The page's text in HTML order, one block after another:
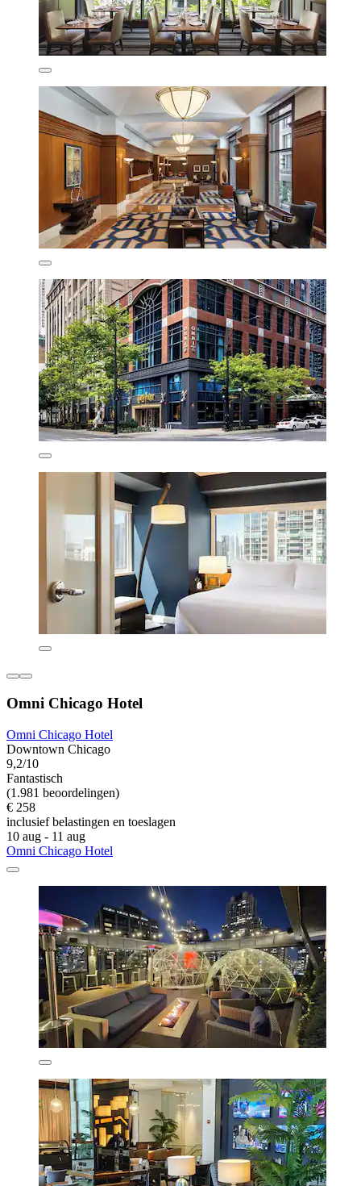
Omni Chicago Hotel
Omni Chicago Hotel
Downtown Chicago
9,2/10
Fantastisch
(1.981 beoordelingen)
€ 258
inclusief belastingen en toeslagen
10 aug - 11 aug
Omni Chicago Hotel